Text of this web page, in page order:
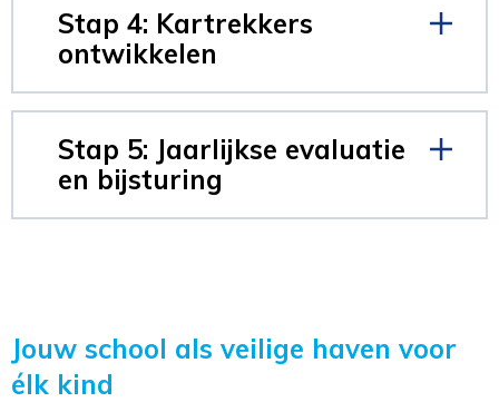
Stap 4: Kartrekkers
ontwikkelen
Stap 5: Jaarlijkse evaluatie
en bijsturing
Jouw school als veilige haven voor
élk kind